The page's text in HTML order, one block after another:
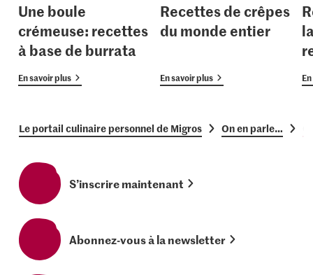
Une boule
crémeuse: recettes
à base de burrata
En savoir plus
Recettes de crêpes
du monde entier
En savoir plus
Le portail culinaire personnel de Migros On en parle…
S’inscrire maintenant
Abonnez-vous à la newsletter